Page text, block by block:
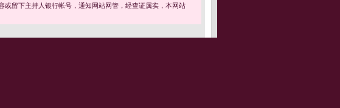
留下主持人银行帐号，通知网站网管，经查证属实，本网站